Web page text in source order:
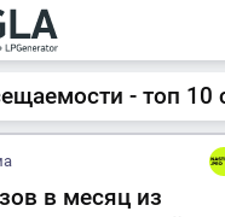
- топ 10
в месяц из